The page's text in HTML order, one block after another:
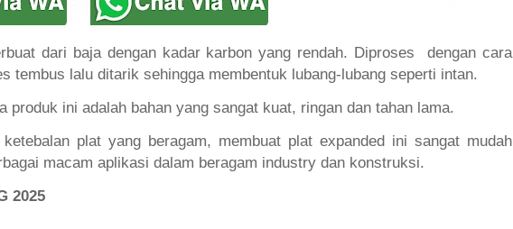
dari baja dengan kadar karbon yang rendah. Diproses dengan cara
tembus lalu ditarik sehingga membentuk lubang-lubang seperti intan.
produk ini adalah bahan yang sangat kuat, ringan dan tahan lama.
plat yang beragam, membuat plat expanded ini sangat mudah
macam aplikasi dalam beragam industry dan konstruksi.
2025